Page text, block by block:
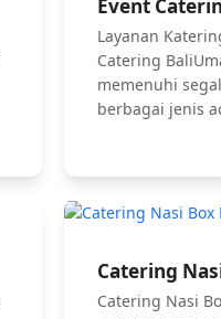
Event
Layanan
Catering
memenuhi
berbagai jenis
Catering
Catering Nasi